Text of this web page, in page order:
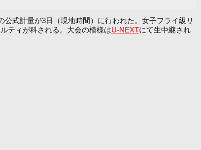
式計量が3日（現地時間）に行われた。女子フライ級リ
ティが科される。大会の模様はU-NEXTにて生中継され